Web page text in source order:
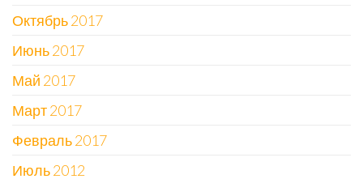
Октябрь 2017
Июнь 2017
Май 2017
Март 2017
Февраль 2017
Июль 2012